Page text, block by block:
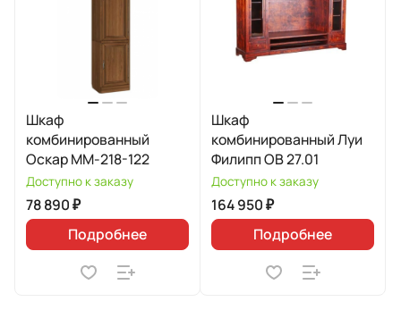
Шкаф
комбинированный
Оскар ММ-218-122
Доступно к заказу
78 890 ₽
Подробнее
Шкаф
комбинированный Луи
Филипп ОВ 27.01
Доступно к заказу
164 950 ₽
Подробнее